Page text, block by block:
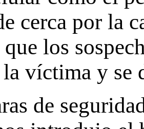
cerca por la
los
la víctima y se
de